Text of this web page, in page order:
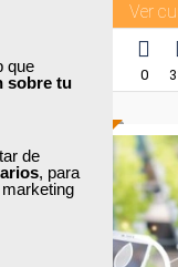
que
sobre tu
de
, para
Ver
0
ONLINE